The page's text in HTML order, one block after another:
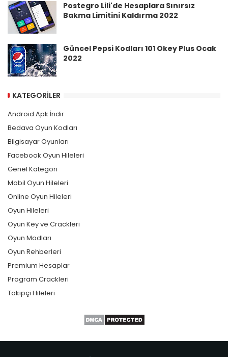
Postegro Lili'de Hesaplara Sınırsız
Bakma Limitini Kaldırma 2022
Güncel Pepsi Kodları 101 Okey Plus Ocak
2022
KATEGORILER
Android Apk İndir
Bedava Oyun Kodları
Bilgisayar Oyunları
Facebook Oyun Hileleri
Genel Kategori
Mobil Oyun Hileleri
Online Oyun Hileleri
Oyun Hileleri
Oyun Key ve Crackleri
Oyun Modları
Oyun Rehberleri
Premium Hesaplar
Program Crackleri
Takipçi Hileleri